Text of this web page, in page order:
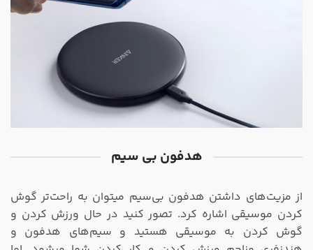
هدفون بی سیم
از مزیت‌های داشتن هدفون بی‌سیم میتوان به راحت‌تر گوش
کردن موسیقی اشاره کرد. تصور کنید در حال ورزش کردن و
گوش کردن به موسیقی هستید و سیم‌های هدفون و